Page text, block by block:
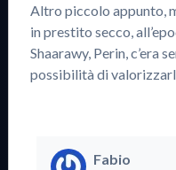
Altro piccolo appunto,
in prestito secco,
Shaarawy, Perin, c’era
possibilità di
Fabio